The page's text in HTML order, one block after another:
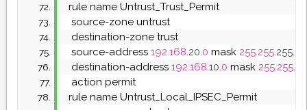
rule name Untrust_Trust_Permit
  source-zone untrust
  destination-zone trust
  source-address
192.168.20.0 mask 255.255.255.
  destination-address
192.168.10.0 mask 255.255.
  action permit
rule name Untrust_Local_IPSEC_Permit